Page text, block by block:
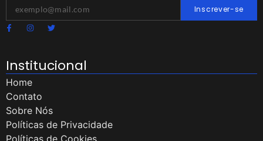
Inscrever-se
Institucional
Home
Contato
Sobre Nós
Políticas de Privacidade
Políticas de Cookies